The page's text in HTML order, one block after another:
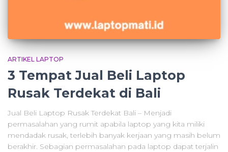
ARTIKEL LAPTOP
3 Tempat Jual Beli Laptop
Rusak Terdekat di Bali
Jual Beli Laptop Rusak Terdekat Bali – Menjadi
permasalahan yang rumit apabila laptop yang kita miliki
mendadak rusak, terlebih banyak kerjaan yang masih belum
berakhir. Sebagian permasalahan pada laptop dapat terjalin